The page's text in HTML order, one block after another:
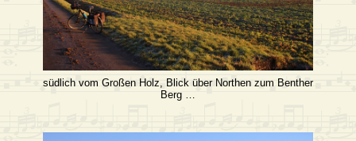
südlich vom Großen Holz, Blick über Northen zum Benther
Berg …